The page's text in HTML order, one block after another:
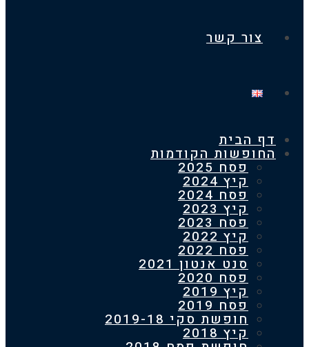
צור קשר
הבית
הקודמות
פסח 2025
קיץ 2024
פסח 2024
קיץ 2023
פסח 2023
קיץ 2022
פסח 2022
סנט אנטון 2021
פסח 2020
קיץ 2019
פסח 2019
חופשת סקי 2019-18
קיץ 2018